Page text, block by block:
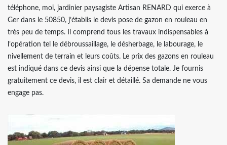
téléphone, moi, jardinier paysagiste Artisan RENARD qui exerce à
Ger dans le 50850, j’établis le devis pose de gazon en rouleau en
très peu de temps. Il comprend tous les travaux indispensables à
l’opération tel le débroussaillage, le désherbage, le labourage, le
nivellement de terrain et leurs coûts. Le prix des gazons en rouleau
est indiqué dans ce devis ainsi que la dépense totale. Je fournis
gratuitement ce devis, il est clair et détaillé. Sa demande ne vous
engage pas.